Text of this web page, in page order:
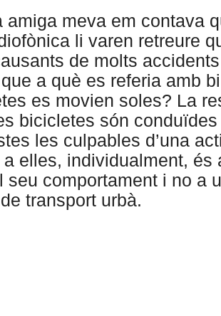
amiga meva em contava
li varen retreure
de molts
a què es referia amb
es movien soles? La
bicicletes són
les culpables d’una
elles, individualment, és
seu comportament i no a
transport urbà.